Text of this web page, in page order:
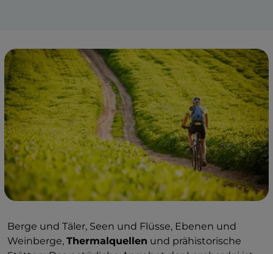
Berge und Täler, Seen und Flüsse, Ebenen und
Weinberge, Thermalquellen und prähistorische